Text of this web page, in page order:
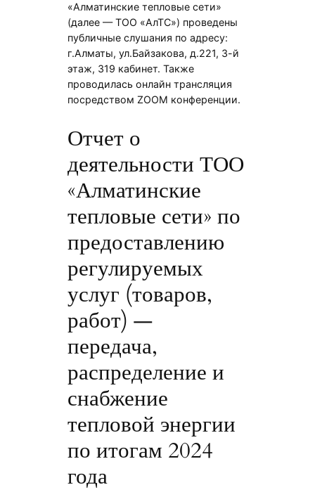
«Алматинские тепловые сети»
(далее — ТОО «АлТС») проведены
публичные слушания по адресу:
г.Алматы, ул.Байзакова, д.221, 3-й
этаж, 319 кабинет. Также
проводилась онлайн трансляция
посредством ZOOM конференции.
Отчет о
деятельности ТОО
«Алматинские
тепловые сети» по
предоставлению
регулируемых
услуг (товаров,
работ) —
передача,
распределение и
снабжение
тепловой энергии
по итогам 2024
года